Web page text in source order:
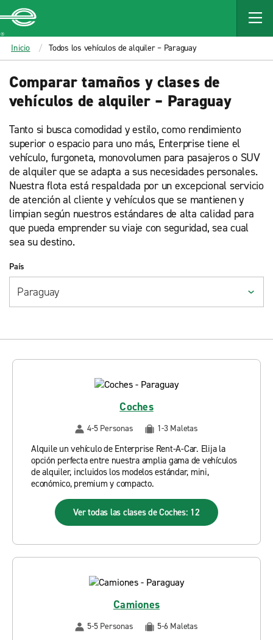
MAIN
CONTENT
Enterprise
Inicio Todos los vehículos de alquiler – Paraguay
Comparar tamaños y clases de
vehículos de alquiler – Paraguay
Tanto si busca comodidad y estilo, como rendimiento
superior o espacio para uno más, Enterprise tiene el
vehículo, furgoneta, monovolumen para pasajeros o SUV
de alquiler que se adapta a sus necesidades personales.
Nuestra flota está respaldada por un excepcional servicio
de atención al cliente y vehículos que se mantienen y
limpian según nuestros estándares de alta calidad para
que pueda emprender su viaje con seguridad, sea cual
sea su destino.
País
Coches
4-5 Personas 1-3 Maletas
Alquile un vehículo de Enterprise Rent-A-Car. Elija la
opción perfecta entre nuestra amplia gama de vehículos
de alquiler, incluidos los modelos estándar, mini,
económico, premium y compacto.
Ver todas las clases de Coches: 12
Camiones
5-5 Personas 5-6 Maletas